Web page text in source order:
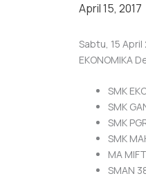
April 15, 2017
Sabtu, 15 April
EKONOMIKA
SMK
SMK
SMK
SMK
MA
SMAN